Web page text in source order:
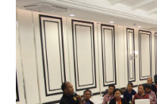
คณะกรรม
ค
มลพิ
ชุมชน
ขยะชุ
ข
การผลิตแล
ฉลา
ทรัพยา
ทรัพ
การเปลี่ยนแ
อินโฟก
เอก
กิจก
ข่า
ร่วม